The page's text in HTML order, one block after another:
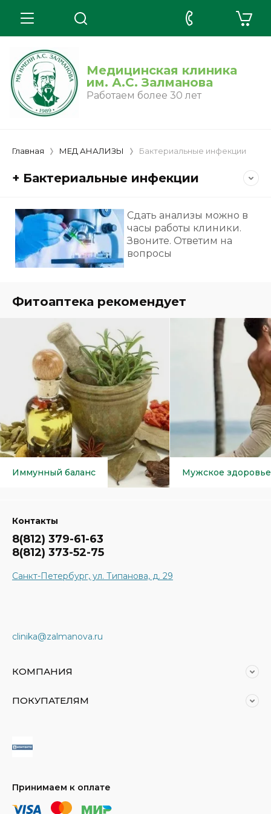
Медицинская клиника
им. А.С. Залманова
Работаем более 30 лет
Главная МЕД АНАЛИЗЫ Бактериальные инфекции
+ Бактериальные инфекции
Сдать анализы можно в
часы работы клиники.
Звоните. Ответим на
вопросы
Фитоаптека рекомендует
Иммунный баланс Мужское здоровье
Контакты
8(812) 379-61-63
8(812) 373-52-75
Санкт-Петербург, ул. Типанова, д. 29
clinika@zalmanova.ru
КОМПАНИЯ
ПОКУПАТЕЛЯМ
Принимаем к оплате